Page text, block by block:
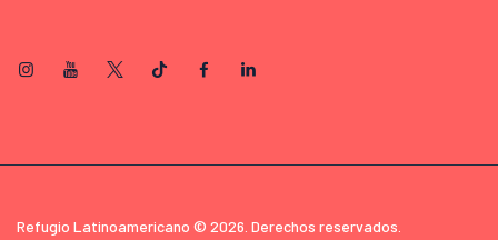
Refugio Latinoamericano © 2026. Derechos reservados.